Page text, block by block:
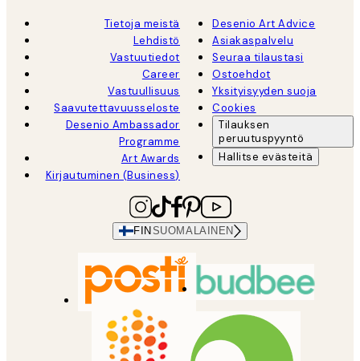
Tietoja meistä
Lehdistö
Vastuutiedot
Career
Vastuullisuus
Saavutettavuusseloste
Desenio Ambassador
Programme
Art Awards
Kirjautuminen (Business)
Desenio Art Advice
Asiakaspalvelu
Seuraa tilaustasi
Ostoehdot
Yksityisyyden suoja
Cookies
Tilauksen
peruutuspyyntö
Hallitse evästeitä
FIN SUOMALAINEN